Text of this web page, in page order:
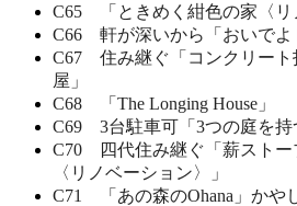
C65 「ときめく紺色の家〈リ
C66 軒が深いから「おいでよ
C67 住み継ぐ「コンクリート
屋」
C68 「The Longing House」
C69 3台駐車可「3つの庭を持
C70 四代住み継ぐ「薪ストー
〈リノベーション〉」
C71 「あの森のOhana」かや